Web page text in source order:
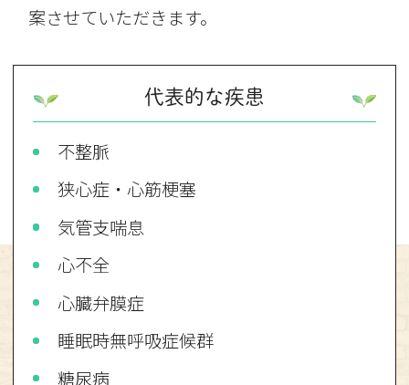
案させていただきます。
代表的な疾患
不整脈
狭心症・心筋梗塞
気管支喘息
心不全
心臓弁膜症
睡眠時無呼吸症候群
糖尿病